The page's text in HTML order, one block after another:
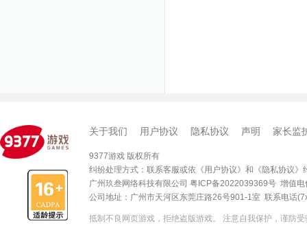
关于我们 用户协议 隐私协议 声明 家长监
9377游戏 版权所有
纠纷处理方式：联系客服或依 《用户协议》 和 《隐私协议》
广州玖叁网络科技有限公司 粤ICP备2022039369号 增值
公司地址：广州市天河区东莞庄路26号901-1室 联系电话
抵制不良网页游戏，拒绝盗版游戏。 注意自我保护，谨防